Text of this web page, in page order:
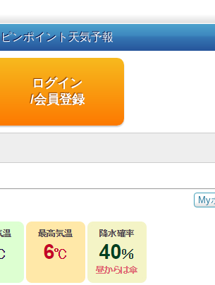
ピンポイント天気予報
ログイン
/会員登録
My